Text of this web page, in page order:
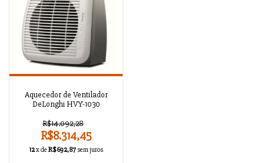
Aquecedor de Ventilador
DeLonghi HVY-1030
R$14.092,28
R$8.314,45
12x de R$692,87 sem juros